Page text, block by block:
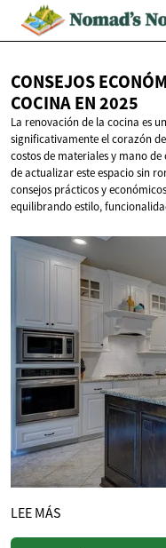
CONSEJOS
COCINAEN 2025
La renovación de la cocina es
significativamente el corazón
costos de materiales y mano
de actualizar este espacio sin
consejos prácticos y
equilibrando estilo,
LEE MÁS